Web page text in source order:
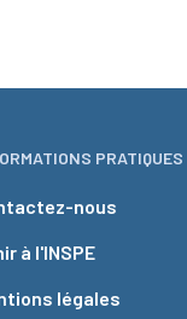
PRATIQUES
nous
à l'INSPE
légales